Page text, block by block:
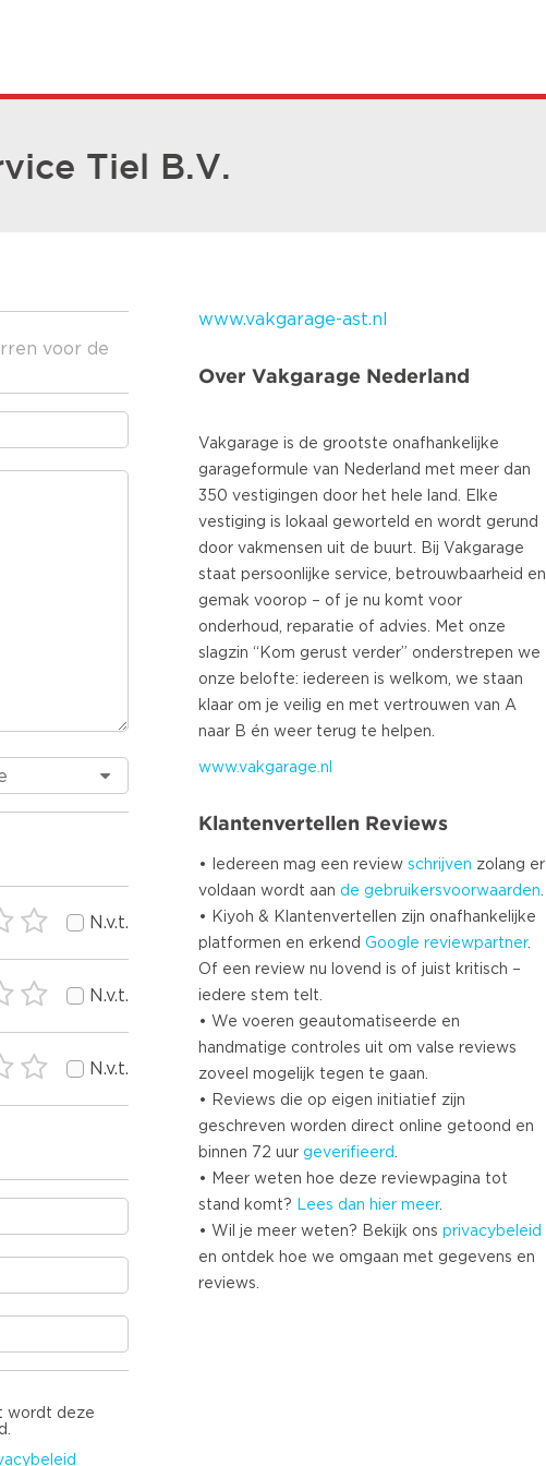
Tiel B.V.
voor de
N.v.t.
N.v.t.
N.v.t.
wordt deze
www.vakgarage-ast.nl
Over Vakgarage Nederland
Vakgarage is de grootste onafhankelijke
garageformule van Nederland met meer dan
350 vestigingen door het hele land. Elke
vestiging is lokaal geworteld en wordt gerund
door vakmensen uit de buurt. Bij Vakgarage
staat persoonlijke service, betrouwbaarheid en
gemak voorop – of je nu komt voor
onderhoud, reparatie of advies. Met onze
slagzin “Kom gerust verder” onderstrepen we
onze belofte: iedereen is welkom, we staan
klaar om je veilig en met vertrouwen van A
www.vakgarage.nl
Klantenvertellen Reviews
• Iedereen mag een review schrijven zolang er
voldaan wordt aan de gebruikersvoorwaarden
• Kiyoh & Klantenvertellen zijn onafhankelijke
platformen en erkend Google reviewpartner.
Of een review nu lovend is of juist kritisch –
iedere stem telt.
• We voeren geautomatiseerde en
handmatige controles uit om valse reviews
zoveel mogelijk tegen te gaan.
• Reviews die op eigen initiatief zijn
geschreven worden direct online getoond en
binnen 72 uur geverifieerd
• Meer weten hoe deze reviewpagina tot
stand komt? Lees dan hier meer.
• Wil je meer weten? Bekijk ons privacybeleid
en ontdek hoe we omgaan met gegevens en
reviews.